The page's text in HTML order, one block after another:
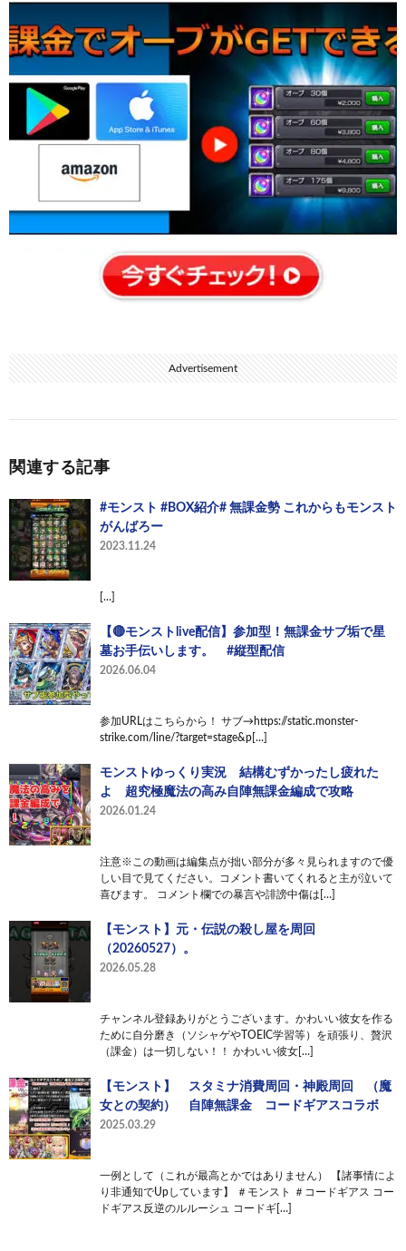
Advertisement
関連する記事
#モンスト #BOX紹介# 無課金勢 これからもモンスト
がんばろー
2023.11.24
[…]
【🔴モンストlive配信】参加型！無課金サブ垢で星
墓お手伝いします。 #縦型配信
2026.06.04
参加URLはこちらから！ サブ→https://static.monster-
strike.com/line/?target=stage&p[…]
モンストゆっくり実況 結構むずかったし疲れた
よ 超究極魔法の高み自陣無課金編成で攻略
2026.01.24
注意※この動画は編集点が拙い部分が多々見られますので優
しい目で見てください。コメント書いてくれると主が泣いて
喜びます。 コメント欄での暴言や誹謗中傷は[…]
【モンスト】元・伝説の殺し屋を周回
（20260527）。
2026.05.28
チャンネル登録ありがとうございます。かわいい彼女を作る
ために自分磨き（ソシャゲやTOEIC学習等）を頑張り、贅沢
（課金）は一切しない！！ かわいい彼女[…]
【モンスト】 スタミナ消費周回・神殿周回 （魔
女との契約） 自陣無課金 コードギアスコラボ
2025.03.29
一例として（これが最高とかではありません） 【諸事情によ
り非通知でUpしています】 ＃モンスト ＃コードギアス コー
ドギアス反逆のルルーシュ コードギ[…]